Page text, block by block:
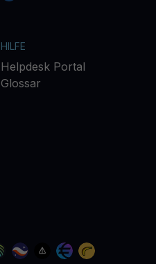
HILFE
Helpdesk Portal
Glossar